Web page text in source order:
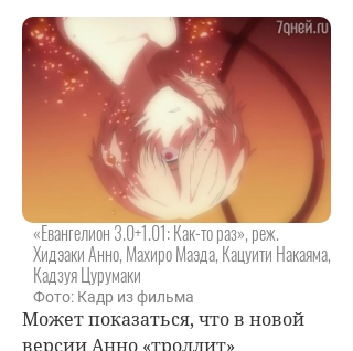
«Евангелион 3.0+1.01: Как-то раз», реж.
Хидэаки Анно, Махиро Маэда, Кацуити Накаяма,
Кадзуя Цурумаки
Фото: Кадр из фильма
Может показаться, что в новой
версии Анно «троллит»